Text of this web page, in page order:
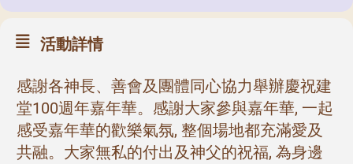
活動詳情
感謝各神長、善會及團體同心協力舉辦慶祝建
堂100週年嘉年華。感謝大家參與嘉年華, 一起
感受嘉年華的歡樂氣氛, 整個場地都充滿愛及
共融。大家無私的付出及神父的祝福, 為身邊